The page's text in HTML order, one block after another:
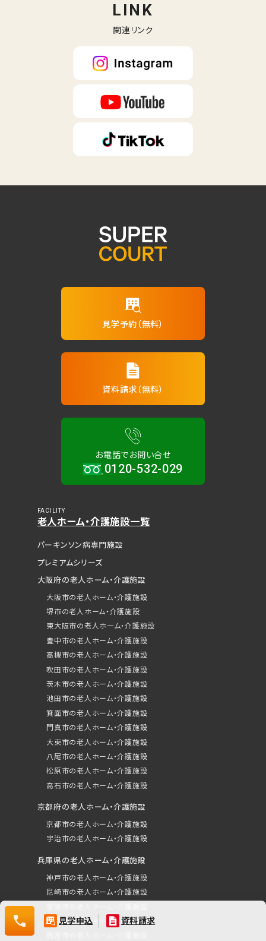
0120-
532-
見学申込 資料請求
0120-532-029
LINK
関連リンク
見学予約（無料）
資料請求（無料）
お電話でお問い合せ
0120-532-029
FACILITY
老人ホーム・介護施設一覧
パーキンソン病専門施設
プレミアムシリーズ
大阪府の老人ホーム・介護施設
大阪市の老人ホーム・介護施設
堺市の老人ホーム・介護施設
東大阪市の老人ホーム・介護施設
豊中市の老人ホーム・介護施設
高槻市の老人ホーム・介護施設
吹田市の老人ホーム・介護施設
茨木市の老人ホーム・介護施設
池田市の老人ホーム・介護施設
箕面市の老人ホーム・介護施設
門真市の老人ホーム・介護施設
大東市の老人ホーム・介護施設
八尾市の老人ホーム・介護施設
松原市の老人ホーム・介護施設
高石市の老人ホーム・介護施設
京都府の老人ホーム・介護施設
京都市の老人ホーム・介護施設
宇治市の老人ホーム・介護施設
兵庫県の老人ホーム・介護施設
神戸市の老人ホーム・介護施設
尼崎市の老人ホーム・介護施設
川西市の老人ホーム・介護施設